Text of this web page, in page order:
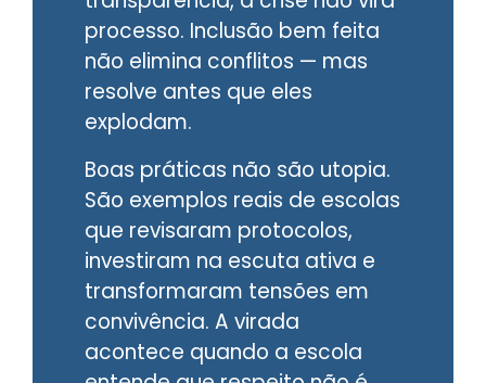
processo. Inclusão bem feita
não elimina conflitos — mas
resolve antes que eles
explodam.
Boas práticas não são utopia.
São exemplos reais de escolas
que revisaram protocolos,
investiram na escuta ativa e
transformaram tensões em
convivência. A virada
acontece quando a escola